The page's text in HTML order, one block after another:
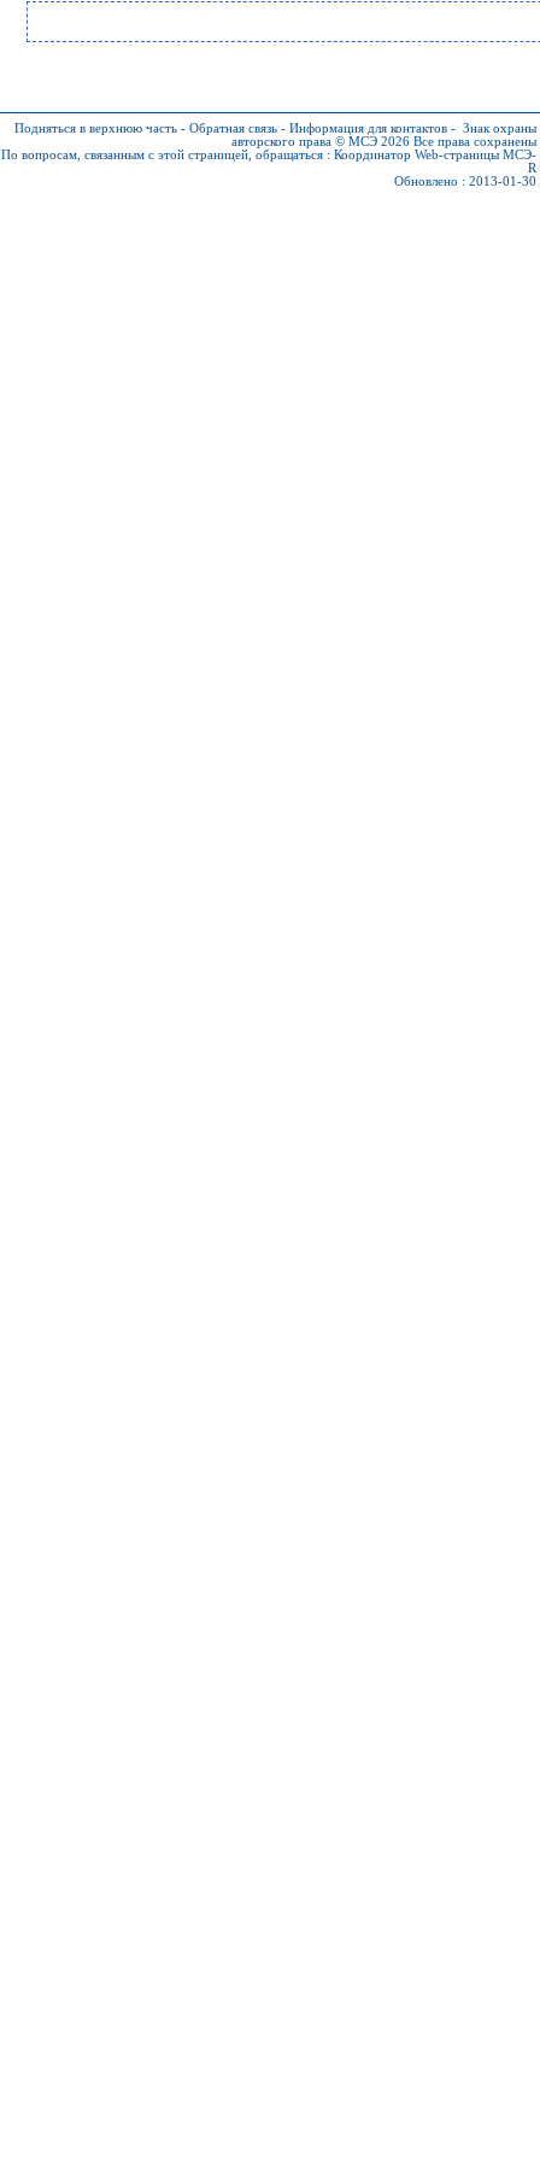
Подняться в верхнюю часть - Обратная связь - Информация для контактов - Знак охраны
авторского права © МСЭ 2026 Все права сохранены
По вопросам, связанным с этой страницей, обращаться : Координатор Web-страницы МСЭ-
R
Обновлено : 2013-01-30